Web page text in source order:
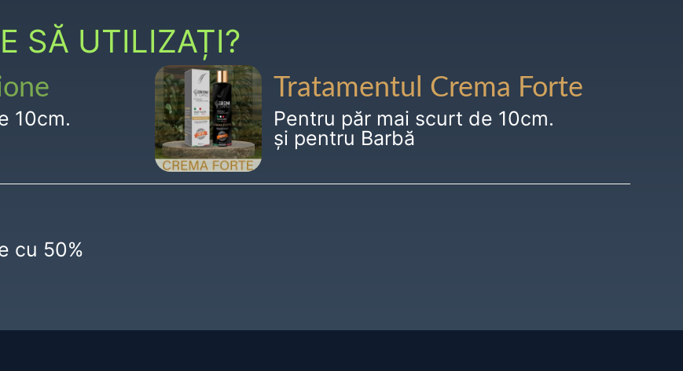
SĂ UTILIZAȚI?
10cm.
Tratamentul Crema Forte
Pentru păr mai scurt de 10cm.
și pentru Barbă
cu 50%